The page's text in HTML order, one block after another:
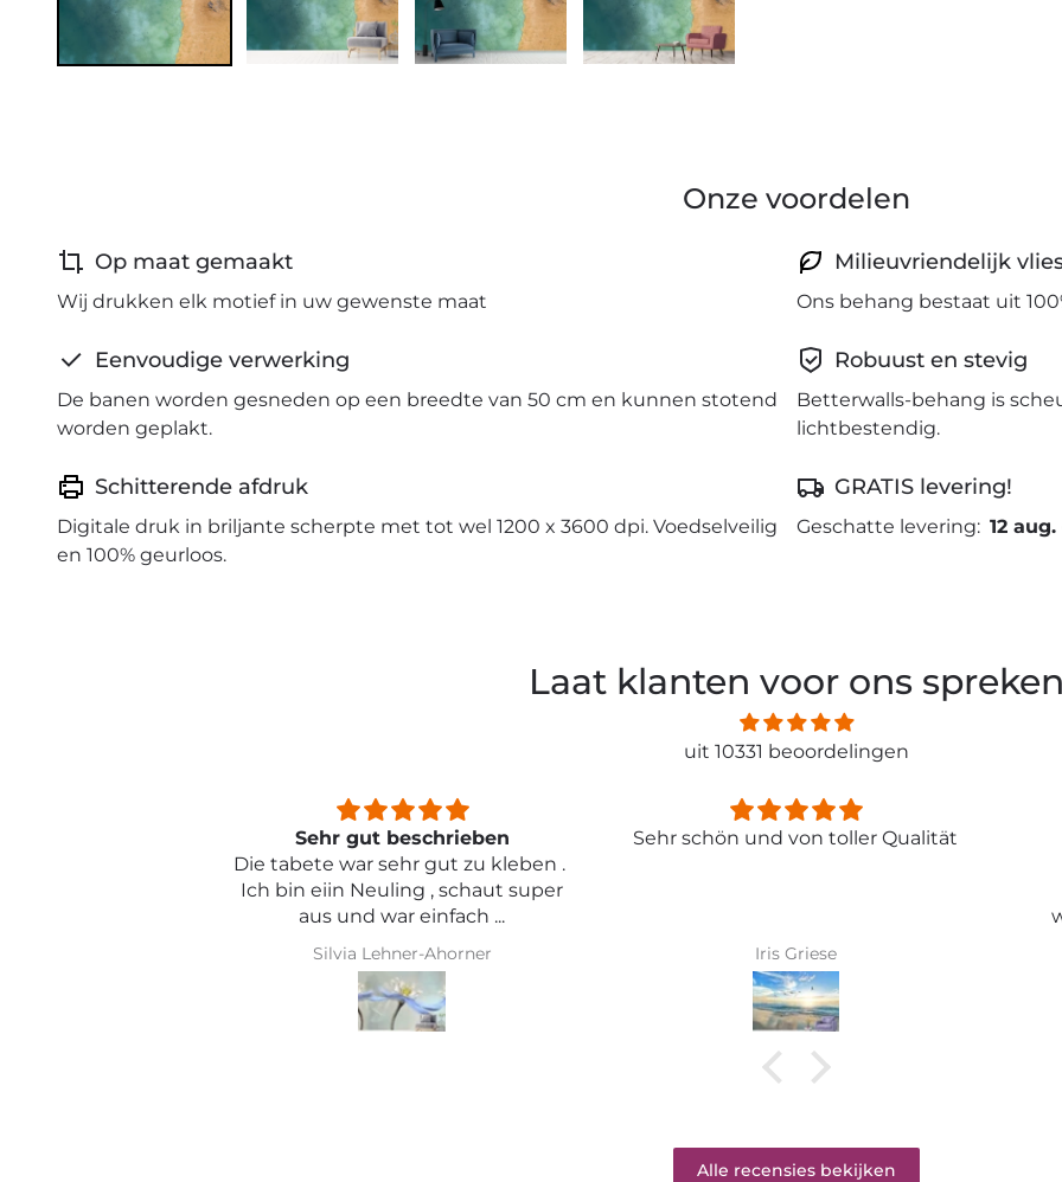
Onze voordelen
Op maat gemaakt
Wij drukken elk motief in uw gewenste maat
Milieuvriendelijk
Ons behang bestaat uit
Eenvoudige verwerking
De banen worden gesneden op een breedte van 50 cm en kunnen stotend
worden geplakt.
Robuust en stevig
Betterwalls-behang is
lichtbestendig.
Schitterende afdruk
Digitale druk in briljante scherpte met tot wel 1200 x 3600 dpi. Voedselveilig
en 100% geurloos.
GRATIS levering!
Geschatte levering: 12 aug.
Laat klanten voor ons spreken
uit 10331 beoordelingen
Sehr schön und von toller Qualität
Iris Griese
Entspricht genau meiner
Qualität .
Karin Bader
Alle recensies bekijken